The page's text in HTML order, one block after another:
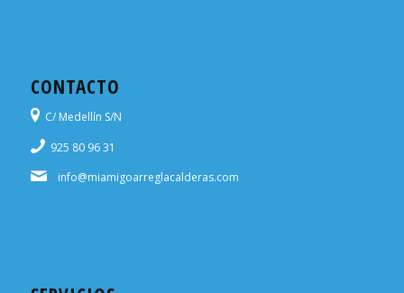
CONTACTO
C/ Medellín S/N
925 80 96 31
info@miamigoarreglacalderas.com